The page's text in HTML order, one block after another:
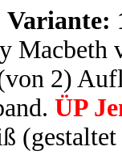
Variante:
Macbeth
2)
ÜP